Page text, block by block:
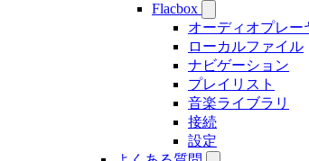
Flacbox
オーディオプレー
ローカルファイル
ナビゲーション
プレイリスト
音楽ライブラリ
接続
設定